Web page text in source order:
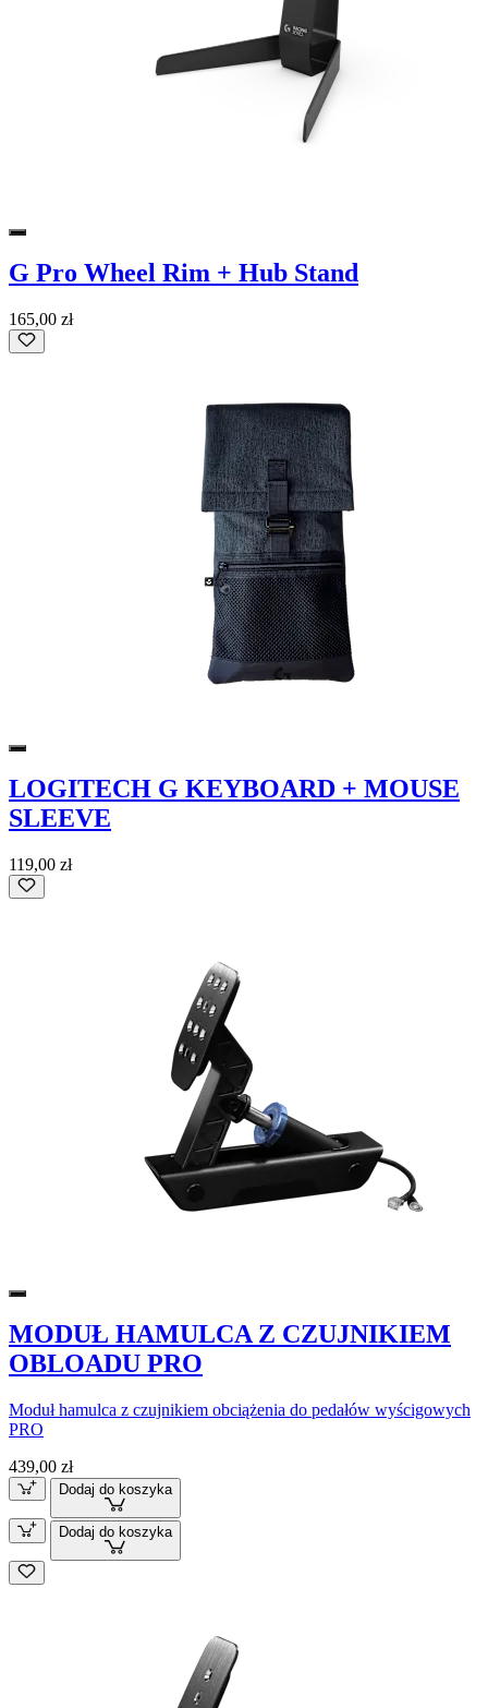
G Pro Wheel Rim + Hub Stand
165,00 zł
LOGITECH G KEYBOARD + MOUSE
SLEEVE
119,00 zł
MODUŁ HAMULCA Z CZUJNIKIEM
OBLOADU PRO
Moduł hamulca z czujnikiem obciążenia do pedałów wyścigowych
PRO
439,00 zł
Dodaj do koszyka
Dodaj do koszyka